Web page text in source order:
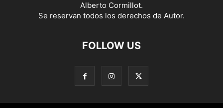
Alberto Cormillot.
Se reservan todos los derechos de Autor.
FOLLOW US